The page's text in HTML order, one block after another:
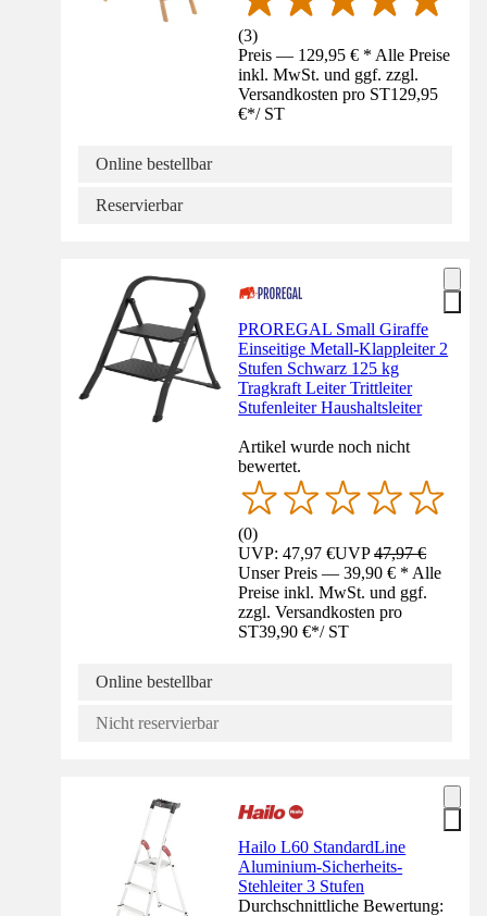
(3)
Preis — 129,95 € * Alle Preise
inkl. MwSt. und ggf. zzgl.
Versandkosten pro ST129,95
€*/ ST
Online bestellbar
Reservierbar
PROREGAL Small Giraffe
Einseitige Metall-Klappleiter 2
Stufen Schwarz 125 kg
Tragkraft Leiter Trittleiter
Stufenleiter Haushaltsleiter
Artikel wurde noch nicht
bewertet.
(0)
UVP: 47,97 €UVP47,97 €
Unser Preis — 39,90 € * Alle
Preise inkl. MwSt. und ggf.
zzgl. Versandkosten pro
ST39,90 €*/ ST
Online bestellbar
Nicht reservierbar
Hailo L60 StandardLine
Aluminium-Sicherheits-
Stehleiter 3 Stufen
Durchschnittliche Bewertung: